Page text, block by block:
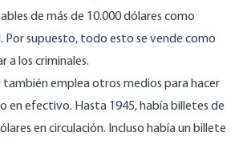
de más de 10.000 dólares como
supuesto, todo esto se vende como
a los criminales.
también emplea otros medios para hacer
en efectivo. Hasta 1945, había billetes de
en circulación. Incluso había un billete